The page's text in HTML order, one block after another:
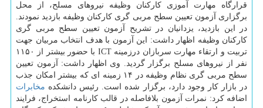
قرارگاه مهارت آموزی كاركنان وظیفه نیروهای مسلح، از محل
برگزاری آزمون تعیین سطح مربی گری كاركنان وظیفه بازدید نمودند.
در این بازدید، یزدانیان در تشریح آزمون تعیین سطح مربی گری
كاركنان وظیفه اظهار داشت: این آزمون با هدف انتخاب مربیان جهت
تربیت و ارتقاء مهارت سربازان درزمینه ICT با حضور بیشتر از ۱۱۵۰
نفر از نیروهای مسلح برگزار گردید. وی اظهار داشت: آزمون تعیین
سطح مربی گری نظام وظیفه در ۱۴ زمینه ای كه بیشتر امكان جذب
در بازار كار وجود دارد، برگزار شده است. رئیس دانشكده مخابرات
اضافه كرد: نمرات آزمون بلافاصله در قالب كارنامه استخراج، فرایند